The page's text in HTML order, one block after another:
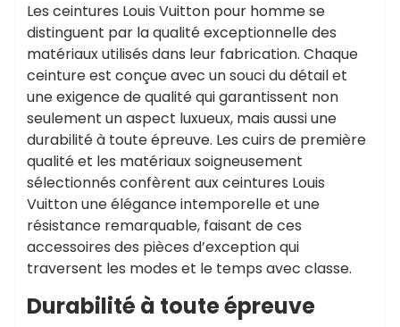
Les ceintures Louis Vuitton pour homme se
distinguent par la qualité exceptionnelle des
matériaux utilisés dans leur fabrication. Chaque
ceinture est conçue avec un souci du détail et
une exigence de qualité qui garantissent non
seulement un aspect luxueux, mais aussi une
durabilité à toute épreuve. Les cuirs de première
qualité et les matériaux soigneusement
sélectionnés confèrent aux ceintures Louis
Vuitton une élégance intemporelle et une
résistance remarquable, faisant de ces
accessoires des pièces d’exception qui
traversent les modes et le temps avec classe.
Durabilité à toute épreuve